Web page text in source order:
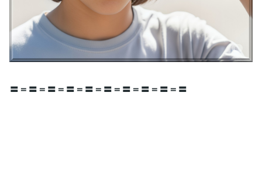
〓＝〓＝〓＝〓＝〓＝〓＝〓＝〓＝〓＝〓